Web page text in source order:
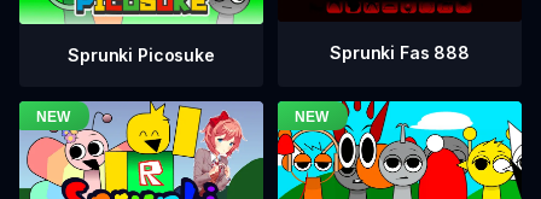
Sprunki Picosuke Sprunki Fas 888